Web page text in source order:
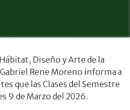
Diseño y Arte de la
Rene Moreno informa a
que las Clases del Semestre
9 de Marzo del 2026.